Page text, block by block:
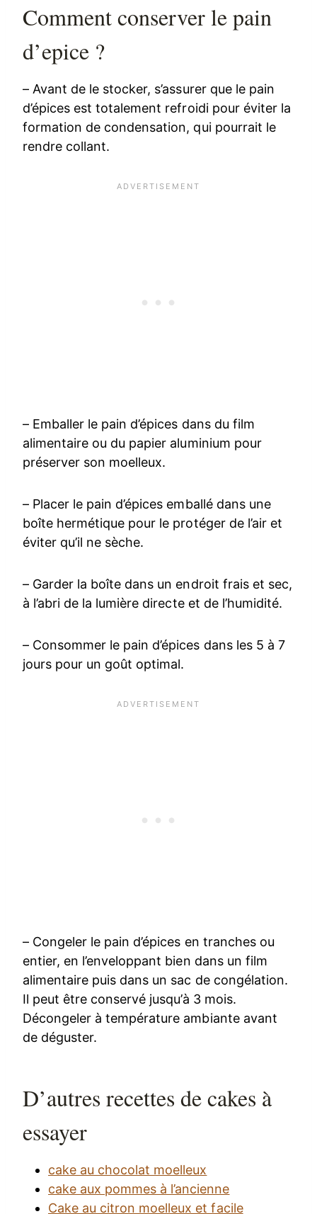
Comment conserver le pain
d’epice ?
– Avant de le stocker, s’assurer que le pain
d’épices est totalement refroidi pour éviter la
formation de condensation, qui pourrait le
rendre collant.
– Emballer le pain d’épices dans du film
alimentaire ou du papier aluminium pour
préserver son moelleux.
– Placer le pain d’épices emballé dans une
boîte hermétique pour le protéger de l’air et
éviter qu’il ne sèche.
– Garder la boîte dans un endroit frais et sec,
à l’abri de la lumière directe et de l’humidité.
– Consommer le pain d’épices dans les 5 à 7
jours pour un goût optimal.
– Congeler le pain d’épices en tranches ou
entier, en l’enveloppant bien dans un film
alimentaire puis dans un sac de congélation.
Il peut être conservé jusqu’à 3 mois.
Décongeler à température ambiante avant
de déguster.
D’autres recettes de cakes à
essayer
cake au chocolat moelleux
cake aux pommes à l’ancienne
Cake au citron moelleux et facile